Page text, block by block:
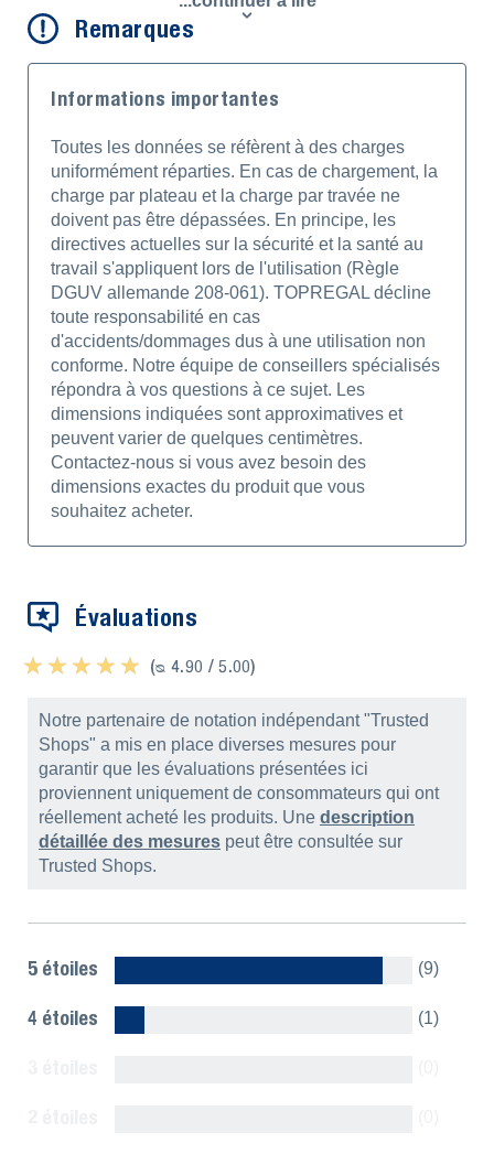
Remarques
Informations importantes
Toutes les données se réfèrent à des charges
uniformément réparties. En cas de chargement, la
charge par plateau et la charge par travée ne
doivent pas être dépassées. En principe, les
directives actuelles sur la sécurité et la santé au
travail s'appliquent lors de l'utilisation (Règle
DGUV allemande 208-061). TOPREGAL décline
toute responsabilité en cas
d'accidents/dommages dus à une utilisation non
conforme. Notre équipe de conseillers spécialisés
répondra à vos questions à ce sujet. Les
dimensions indiquées sont approximatives et
peuvent varier de quelques centimètres.
Contactez-nous si vous avez besoin des
dimensions exactes du produit que vous
souhaitez acheter.
Évaluations
★ ★ ★ ★ ★
★ ★ ★ ★ ★ (ᴓ 4.90 / 5.00)
Notre partenaire de notation indépendant "Trusted
Shops" a mis en place diverses mesures pour
garantir que les évaluations présentées ici
proviennent uniquement de consommateurs qui ont
réellement acheté les produits. Une description
détaillée des mesures peut être consultée sur
Trusted Shops.
5 étoiles (9)
4 étoiles (1)